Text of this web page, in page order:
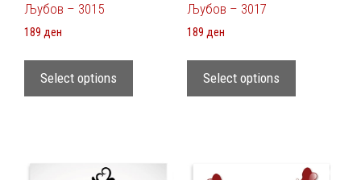
Љубов – 3015
189 ден
Select options
Љубов – 3017
189 ден
Select options